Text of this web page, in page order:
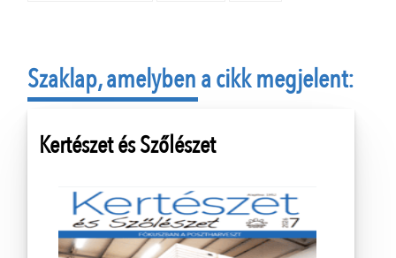
Szaklap, amelyben a cikk megjelent:
Kertészet és Szőlészet